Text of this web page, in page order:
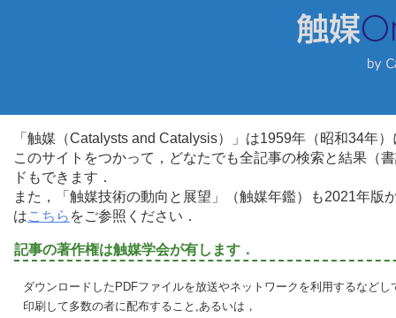
「触媒（Catalysts and Catalysis）」は1959年（昭和34年
このサイトをつかって，どなたでも全記事の検索と結果（
ドもできます．
また，「触媒技術の動向と展望」（触媒年鑑）も2021年
はこちら をご参照ください．
記事の著作権は触媒学会が有します．
ダウンロードしたPDFファイルを放送やネットワークを利用するなど
印刷して多数の者に配布すること,あるいは，